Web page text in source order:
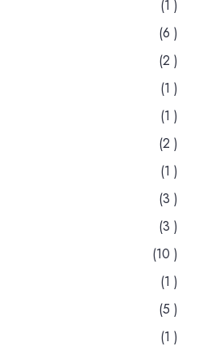
(1 )
(6 )
(2 )
(1 )
(1 )
(2 )
(1 )
(3 )
(3 )
(10 )
(1 )
(5 )
(1 )